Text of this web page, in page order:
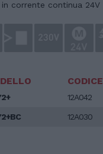
corrente continua 24V
CODICE
12A042
12A030